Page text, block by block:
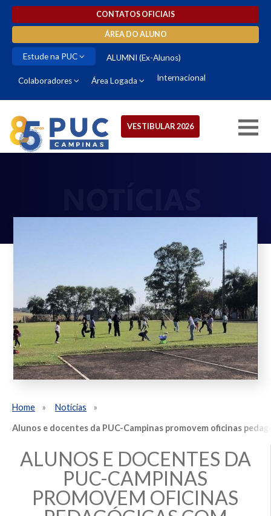
CONTATOS OFICIAIS
ÁREA DO ALUNO
Estude na PUC ALUMNI (Ex-Alunos)
Colaboradores Área Logada Internacional
VESTIBULAR 2026
Home
Notícias
Alunos e docentes da PUC-Campinas promovem oficinas
ALUNOS E DOCENTES DA
PUC-CAMPINAS
PROMOVEM OFICINAS